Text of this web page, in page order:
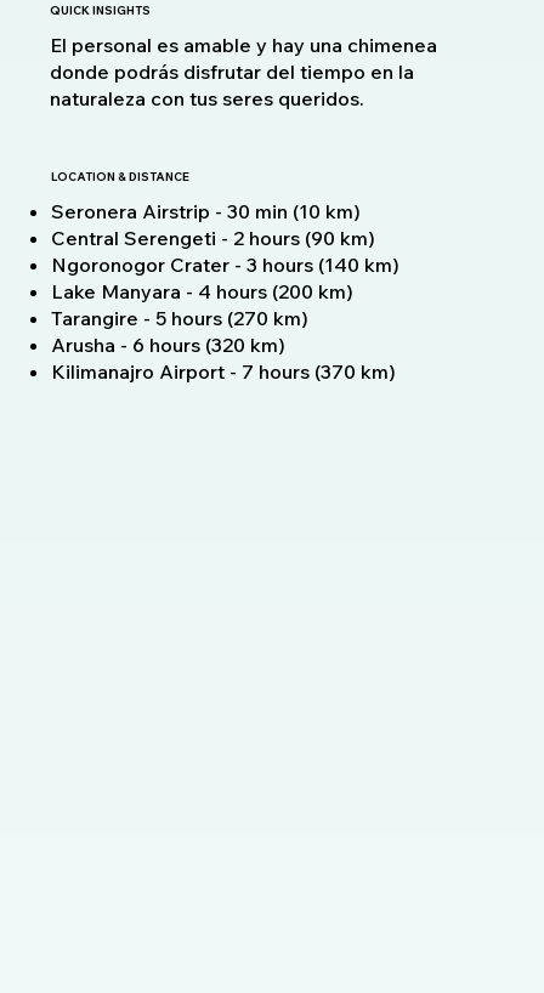
QUICK INSIGHTS
El personal es amable y hay una chimenea
donde podrás disfrutar del tiempo en la
naturaleza con tus seres queridos.
LOCATION & DISTANCE
Seronera Airstrip - 30 min (10 km)
Central Serengeti - 2 hours (90 km)
Ngoronogor Crater - 3 hours (140 km)
Lake Manyara - 4 hours (200 km)
Tarangire - 5 hours (270 km)
Arusha - 6 hours (320 km)
Kilimanajro Airport - 7 hours (370 km)